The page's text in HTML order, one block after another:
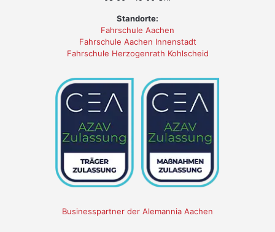
Standorte:
Fahrschule Aachen
Fahrschule Aachen Innenstadt
Fahrschule Herzogenrath Kohlscheid
Businesspartner der Alemannia Aachen